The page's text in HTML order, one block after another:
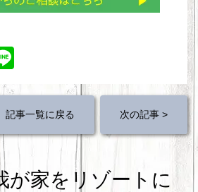
e
記事一覧に戻る 次の記事 >
が家をリゾートに